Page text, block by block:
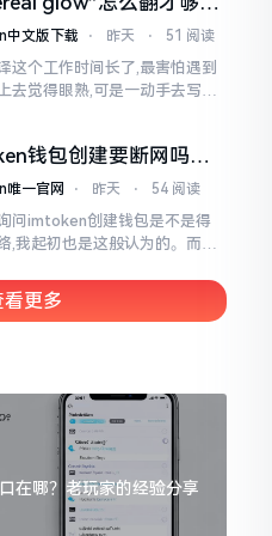
译圈老油条的私房话
文版下载 ⋅ 昨天 ⋅ 51 阅读
这个工作时间长了,最害怕遇到
去觉得眼熟,可是一动手去写就
钱包创建要断网吗？
说说真实情况
一官网 ⋅ 昨天 ⋅ 54 阅读
问imtoken创建钱包是不是得
,我起初也是这般认为的。而后
断网创建主要是为了防范中间
看更多
在哪？老玩家的经验分享